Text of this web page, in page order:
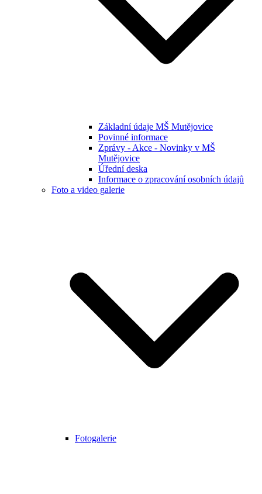
Základní údaje MŠ Mutějovice
Povinné informace
Zprávy - Akce - Novinky v MŠ
Mutějovice
Úřední deska
Informace o zpracování osobních údajů
Foto a video galerie
Fotogalerie